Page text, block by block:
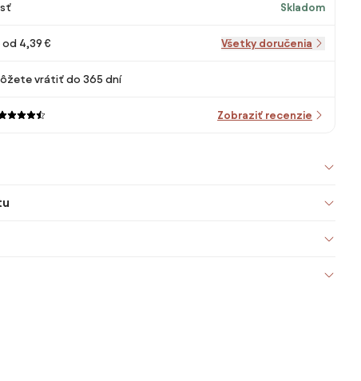
Skladom
4,39 € Všetky doručenia
vrátiť do 365 dní
Zobraziť recenzie